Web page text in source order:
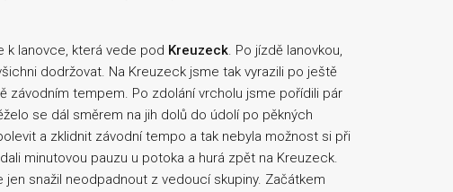
k lanovce, která vede pod Kreuzeck. Po jízdě lanovkou,
dodržovat. Na Kreuzeck jsme tak vyrazili po ještě
závodním tempem. Po zdolání vrcholu jsme pořídili pár
se dál směrem na jih dolů do údolí po pěkných
a zklidnit závodní tempo a tak nebyla možnost si při
minutovou pauzu u potoka a hurá zpět na Kreuzeck.
snažil neodpadnout z vedoucí skupiny. Začátkem